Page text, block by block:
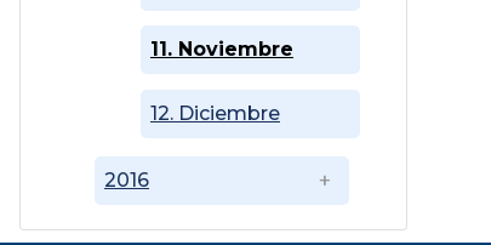
2016
11. Noviembre
12. Diciembre